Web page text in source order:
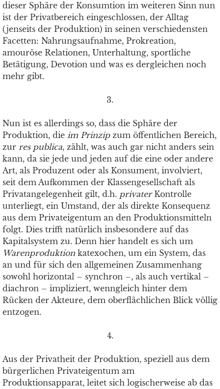
dieser Sphäre der Konsumtion im weiteren Sinn nun
ist der Privatbereich eingeschlossen, der Alltag
(jenseits der Produktion) in seinen verschiedensten
Facetten: Nahrungsaufnahme, Prokreation,
amouröse Relationen, Unterhaltung, sportliche
Betätigung, Devotion und was es dergleichen noch
mehr gibt.
3.
Nun ist es allerdings so, dass die Sphäre der
Produktion, die im Prinzipzum öffentlichen Bereich,
zur res publica, zählt, was auch gar nicht anders sein
kann, da sie jede und jeden auf die eine oder andere
Art, als Produzent oder als Konsument, involviert,
seit dem Aufkommen der Klassengesellschaft als
Privatangelegenheit gilt, d.h. privaterKontrolle
unterliegt, ein Umstand, der als direkte Konsequenz
aus dem Privateigentum an den Produktionsmitteln
folgt. Dies trifft natürlich insbesondere auf das
Kapitalsystem zu. Denn hier handelt es sich um
Warenproduktion katexochen, um ein System, das
an und für sich den allgemeinen Zusammenhang
sowohl horizontal – synchron –, als auch vertikal –
diachron – impliziert, wenngleich hinter dem
Rücken der Akteure, dem oberflächlichen Blick völlig
entzogen.
4.
Aus der Privatheit der Produktion, speziell aus dem
bürgerlichen Privateigentum am
Produktionsapparat, leitet sich logischerweise ab das